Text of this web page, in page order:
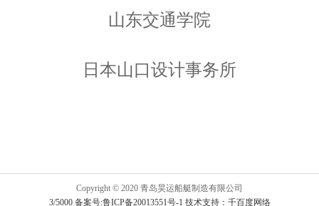
山东交通学院
日本山口设计事务所
Copyright © 2020 青岛昊运船艇制造有限公司
3/5000 备案号:鲁ICP备20013551号-1 技术支持：千百度网络